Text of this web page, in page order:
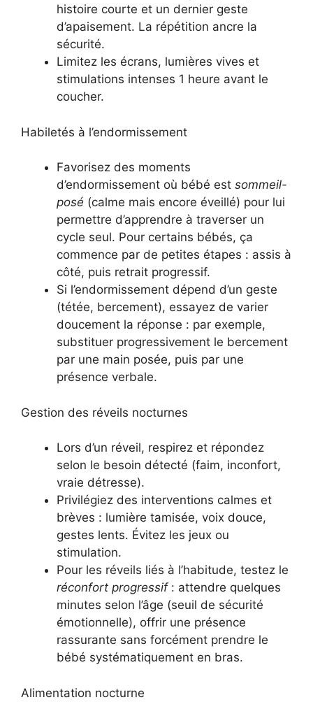
histoire courte et un dernier geste
d’apaisement. La répétition ancre la
sécurité.
Limitez les écrans, lumières vives et
stimulations intenses 1 heure avant le
coucher.
Habiletés à l’endormissement
Favorisez des moments
d’endormissement où bébé est sommeil-
posé (calme mais encore éveillé) pour lui
permettre d’apprendre à traverser un
cycle seul. Pour certains bébés, ça
commence par de petites étapes : assis à
côté, puis retrait progressif.
Si l’endormissement dépend d’un geste
(tétée, bercement), essayez de varier
doucement la réponse : par exemple,
substituer progressivement le bercement
par une main posée, puis par une
présence verbale.
Gestion des réveils nocturnes
Lors d’un réveil, respirez et répondez
selon le besoin détecté (faim, inconfort,
vraie détresse).
Privilégiez des interventions calmes et
brèves : lumière tamisée, voix douce,
gestes lents. Évitez les jeux ou
stimulation.
Pour les réveils liés à l’habitude, testez le
réconfort progressif: attendre quelques
minutes selon l’âge (seuil de sécurité
émotionnelle), offrir une présence
rassurante sans forcément prendre le
bébé systématiquement en bras.
Alimentation nocturne